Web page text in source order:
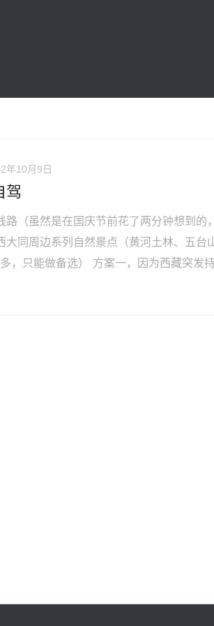
年10月9日
驾
路（虽然是在国庆节前花了两分钟想到的
大同周边系列自然景点（黄河土林、五台
，只能做备选） 方案一，因为西藏突发